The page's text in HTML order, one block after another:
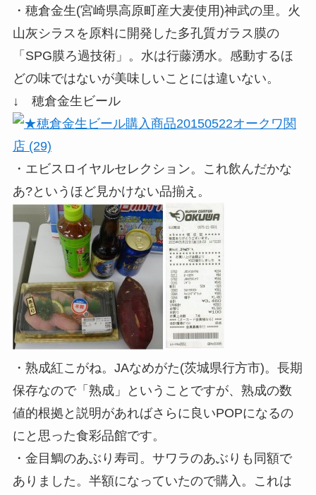
・穂倉金生(宮崎県高原町産大麦使用)神武の里。火
山灰シラスを原料に開発した多孔質ガラス膜の
「SPG膜ろ過技術」。水は行藤湧水。感動するほ
どの味ではないが美味しいことには違いない。
↓ 穂倉金生ビール
・エビスロイヤルセレクション。これ飲んだかな
あ?というほど見かけない品揃え。
・熟成紅こがね。JAなめがた(茨城県行方市)。長期
保存なので「熟成」ということですが、熟成の数
値的根拠と説明があればさらに良いPOPになるの
にと思った食彩品館です。
・金目鯛のあぶり寿司。サワラのあぶりも同額で
ありました。半額になっていたので購入。これは